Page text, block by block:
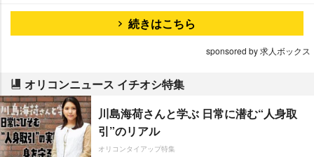
続きはこちら
sponsored by 求人ボックス
オリコンニュース イチオシ特集
川島海荷さんと学ぶ 日常に潜む“人身取
引”のリアル
オリコンタイアップ特集